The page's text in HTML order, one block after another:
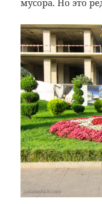
мусора. Но это